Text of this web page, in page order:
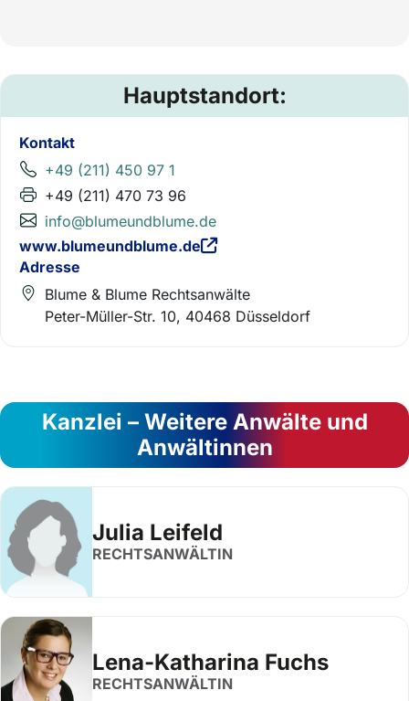
Hauptstandort:
Kontakt
+49 (211) 450 97 1
+49 (211) 470 73 96
info@blumeundblume.de
www.blumeundblume.de
Adresse
Blume & Blume Rechtsanwälte
Peter-Müller-Str. 10, 40468 Düsseldorf
Kanzlei – Weitere Anwälte und
Anwältinnen
Julia Leifeld
RECHTSANWÄLTIN
Lena-Katharina Fuchs
RECHTSANWÄLTIN